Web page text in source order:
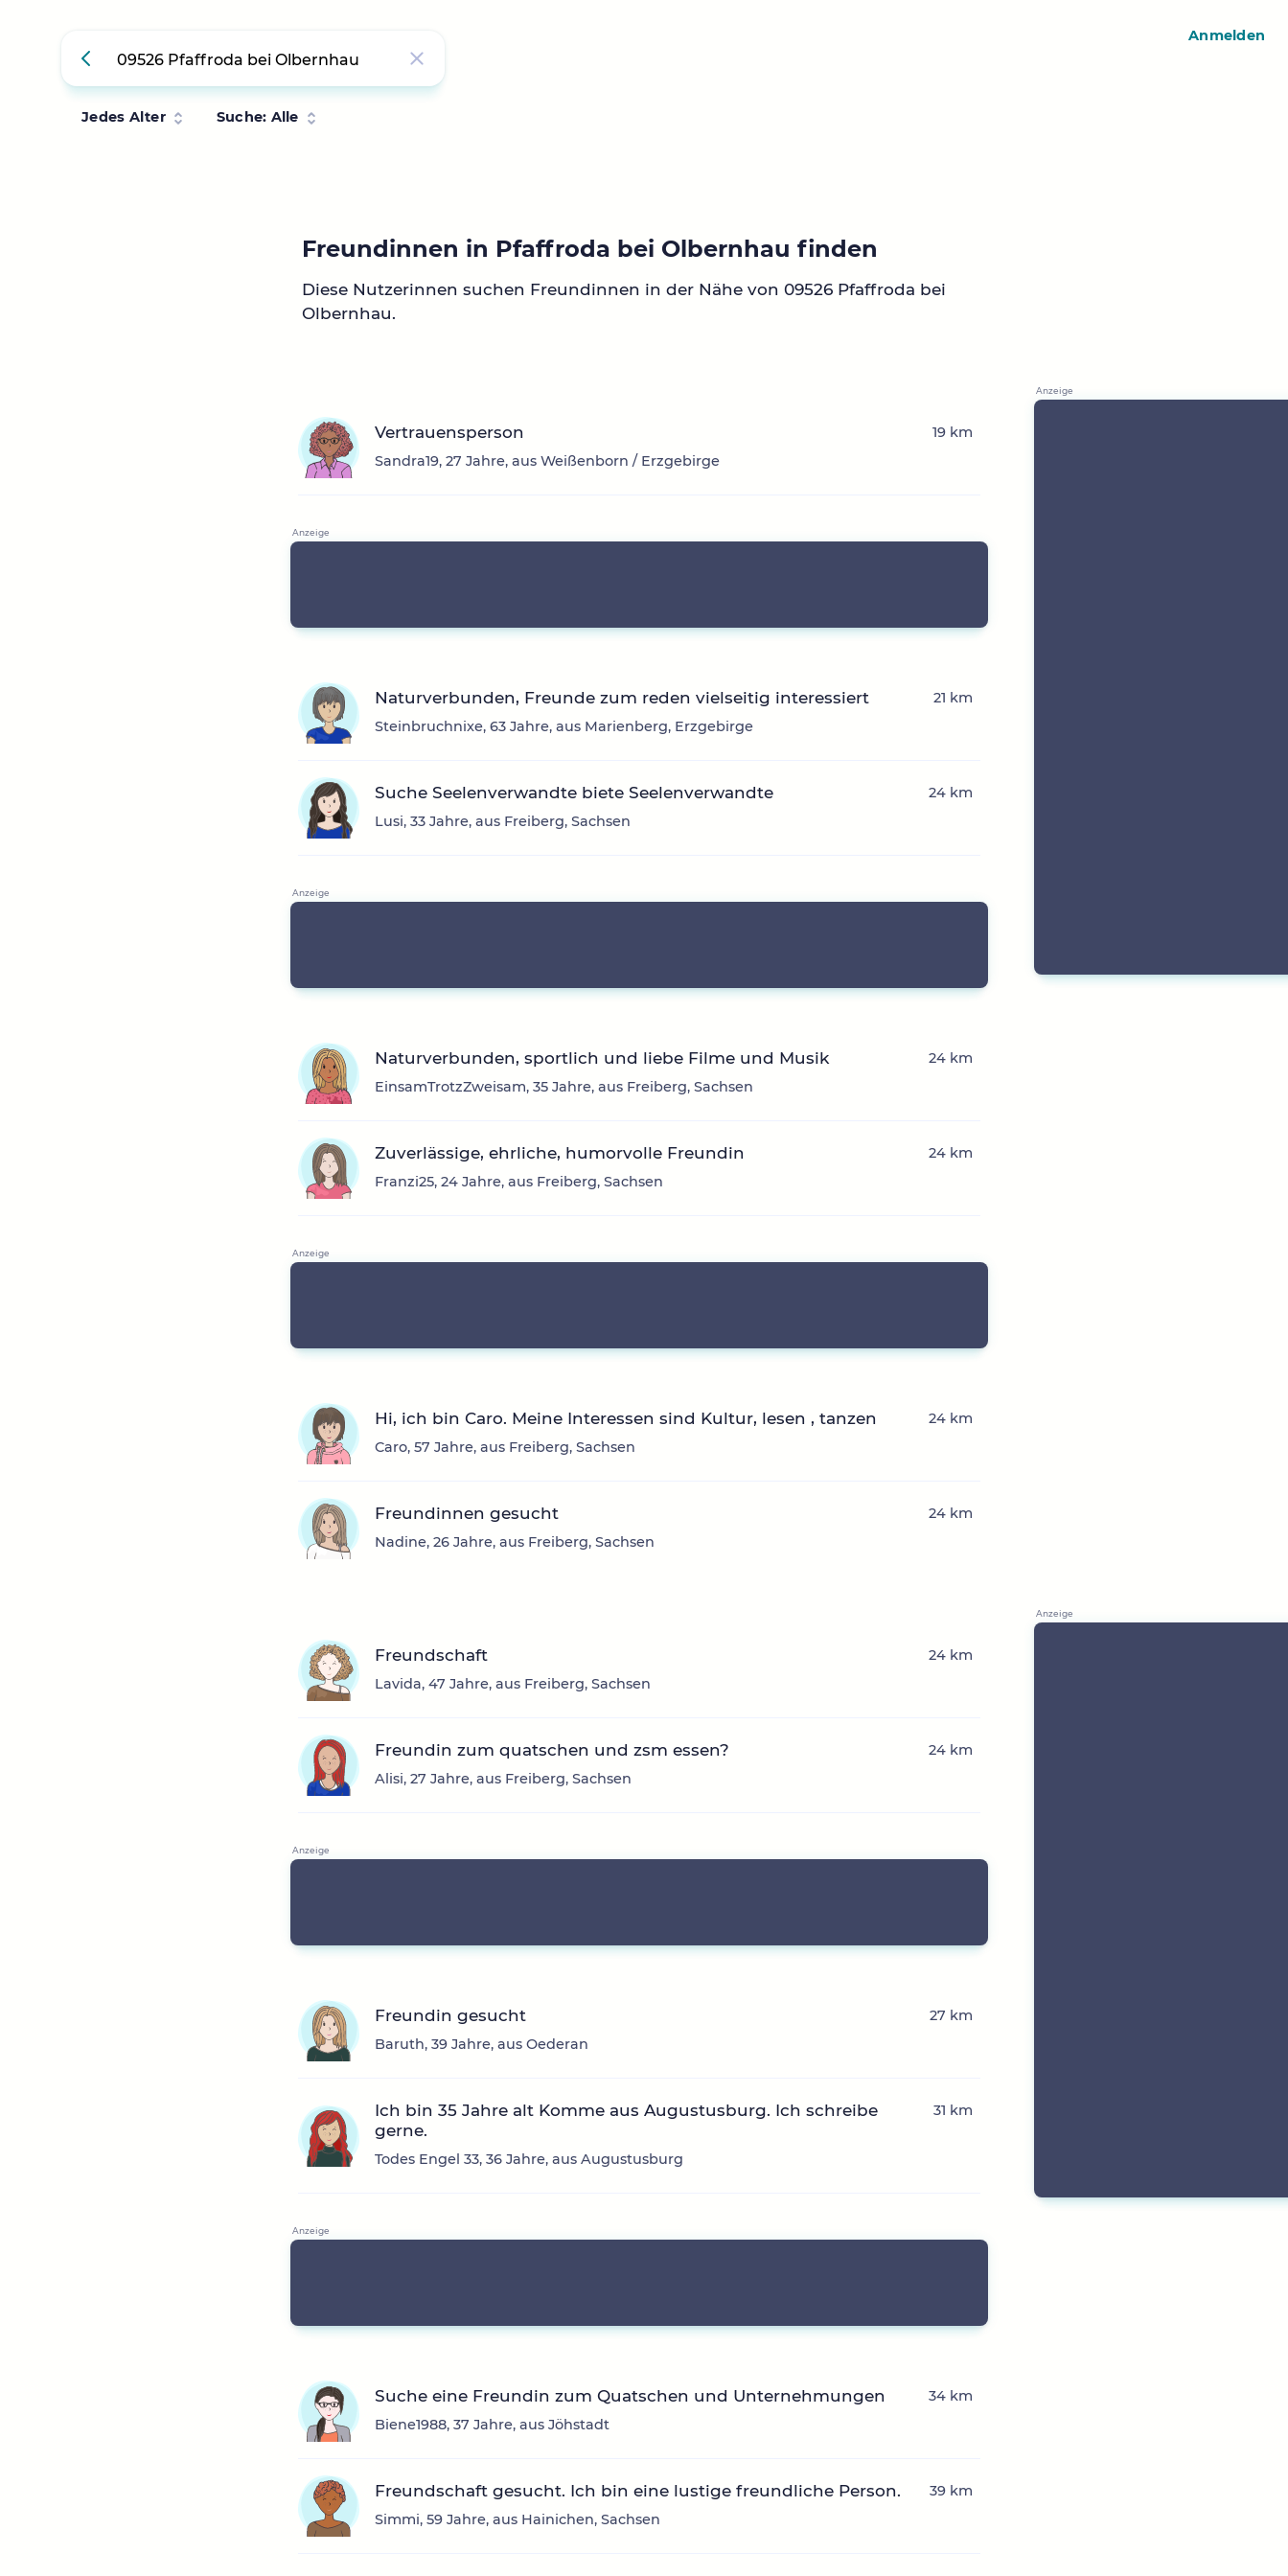
Jedes Alter Suche: Alle
Freundinnen in Pfaffroda bei Olbernhau finden
Diese Nutzerinnen suchen Freundinnen in der Nähe von 09526 Pfaffroda bei
Olbernhau.
Vertrauensperson
Sandra19, 27 Jahre, aus Weißenborn / Erzgebirge
19 km
Naturverbunden, Freunde zum reden vielseitig interessiert
Steinbruchnixe, 63 Jahre, aus Marienberg, Erzgebirge
21 km
Suche Seelenverwandte biete Seelenverwandte
Lusi, 33 Jahre, aus Freiberg, Sachsen
24 km
Naturverbunden, sportlich und liebe Filme und Musik
EinsamTrotzZweisam, 35 Jahre, aus Freiberg, Sachsen
24 km
Zuverlässige, ehrliche, humorvolle Freundin
Franzi25, 24 Jahre, aus Freiberg, Sachsen
24 km
Hi, ich bin Caro. Meine Interessen sind Kultur, lesen , tanzen
Caro, 57 Jahre, aus Freiberg, Sachsen
24 km
Freundinnen gesucht
Nadine, 26 Jahre, aus Freiberg, Sachsen
24 km
Freundschaft
Lavida, 47 Jahre, aus Freiberg, Sachsen
24 km
Freundin zum quatschen und zsm essen?
Alisi, 27 Jahre, aus Freiberg, Sachsen
24 km
Freundin gesucht
Baruth, 39 Jahre, aus Oederan
27 km
Ich bin 35 Jahre alt Komme aus Augustusburg. Ich schreibe
gerne.
Todes Engel 33, 36 Jahre, aus Augustusburg
31 km
Suche eine Freundin zum Quatschen und Unternehmungen
Biene1988, 37 Jahre, aus Jöhstadt
34 km
Freundschaft gesucht. Ich bin eine lustige freundliche Person.
Simmi, 59 Jahre, aus Hainichen, Sachsen
39 km
Anmelden